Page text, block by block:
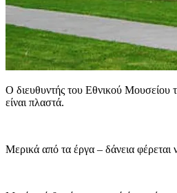
Ο διευθυντής του Εθνικού Μουσείου
είναι πλαστά.
Μερικά από τα έργα – δάνεια